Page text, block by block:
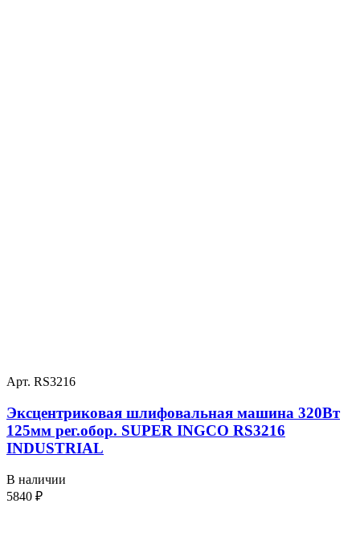
Арт. RS3216
Эксцентриковая шлифовальная машина 320Вт
125мм рег.обор. SUPER INGCO RS3216
INDUSTRIAL
В наличии
5840 ₽